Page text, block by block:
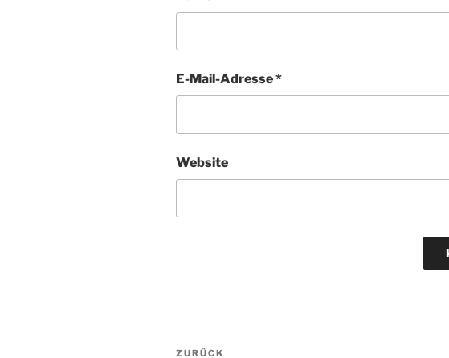
E-Mail-Adresse*
Website
Beitragsnavigation
ZURÜCK